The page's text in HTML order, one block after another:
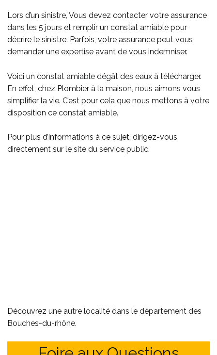
Lors d’un sinistre, Vous devez contacter votre assurance
dans les 5 jours et remplir un constat amiable pour
décrire le sinistre. Parfois, votre assurance peut vous
demander une expertise avant de vous indemniser.
Voici un constat amiable dégât des eaux à télécharger.
En effet, chez Plombier à la maison, nous aimons vous
simplifier la vie. C’est pour cela que nous mettons à votre
disposition ce constat amiable.
Pour plus d’informations à ce sujet, dirigez-vous
directement sur le site du service public.
Découvrez une autre localité dans le département des
Bouches-du-rhône.